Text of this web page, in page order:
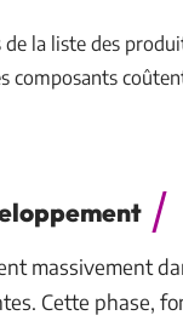
la liste des
composants
massivement
Cette phase,